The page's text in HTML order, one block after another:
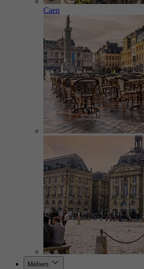
Caen
Métiers